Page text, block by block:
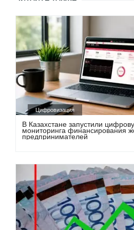
Цифровизация
В Казахстане запустили
мониторинга финансирования
предпринимателей